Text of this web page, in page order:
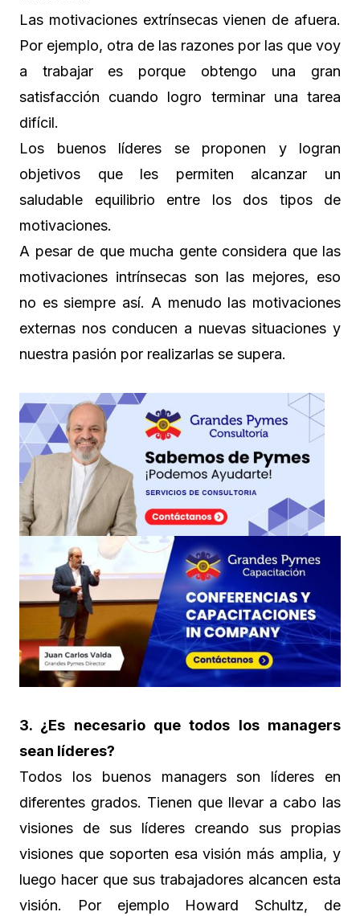
Las motivaciones extrínsecas vienen de afuera.
Por ejemplo, otra de las razones por las que voy
a trabajar es porque obtengo una gran
satisfacción cuando logro terminar una tarea
difícil.
Los buenos líderes se proponen y logran
objetivos que les permiten alcanzar un
saludable equilibrio entre los dos tipos de
motivaciones.
A pesar de que mucha gente considera que las
motivaciones intrínsecas son las mejores, eso
no es siempre así. A menudo las motivaciones
externas nos conducen a nuevas situaciones y
nuestra pasión por realizarlas se supera.
3. ¿Es necesario que todos los managers
sean líderes?
Todos los buenos managers son líderes en
diferentes grados. Tienen que llevar a cabo las
visiones de sus líderes creando sus propias
visiones que soporten esa visión más amplia, y
luego hacer que sus trabajadores alcancen esta
visión. Por ejemplo Howard Schultz, de